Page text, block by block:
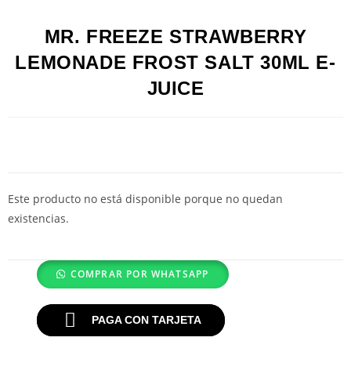
MR. FREEZE STRAWBERRY
LEMONADE FROST SALT 30ML E-
JUICE
Este producto no está disponible porque no quedan
existencias.
COMPRAR POR WHATSAPP
PAGA CON TARJETA